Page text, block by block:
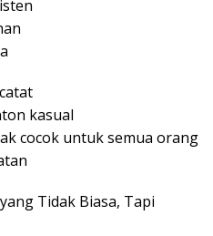
kasual
cocok untuk semua orang
Tidak Biasa, Tapi